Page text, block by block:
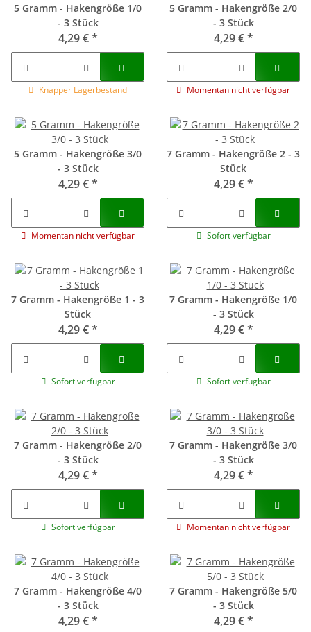
5 Gramm - Hakengröße 1/0
- 3 Stück
4,29 €*
Knapper Lagerbestand
5 Gramm - Hakengröße 2/0
- 3 Stück
4,29 €*
Momentan nicht verfügbar
5 Gramm - Hakengröße 3/0
- 3 Stück
4,29 €*
Momentan nicht verfügbar
7 Gramm - Hakengröße 2 - 3
Stück
4,29 €*
Sofort verfügbar
7 Gramm - Hakengröße 1 - 3
Stück
4,29 €*
Sofort verfügbar
7 Gramm - Hakengröße 1/0
- 3 Stück
4,29 €*
Sofort verfügbar
7 Gramm - Hakengröße 2/0
- 3 Stück
4,29 €*
Sofort verfügbar
7 Gramm - Hakengröße 3/0
- 3 Stück
4,29 €*
Momentan nicht verfügbar
7 Gramm - Hakengröße 4/0
- 3 Stück
4,29 €*
7 Gramm - Hakengröße 5/0
- 3 Stück
4,29 €*